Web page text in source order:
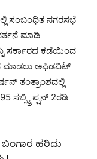
ಸಂಬಂಧಿತ ನಗರಸಭೆ
ಮಾಡಿ
ಸರ್ಕಾರದ ಕಡೆಯಿಂದ
ಮಾಡಲು ಅಫಿಡವಿಟ್
ತಂತ್ರಾಂಶದಲ್ಲಿ
ಸಬ್ಸ್ಕ್ರಿಪ್ಷನ್ 2ರಡಿ
ಹರಿದು